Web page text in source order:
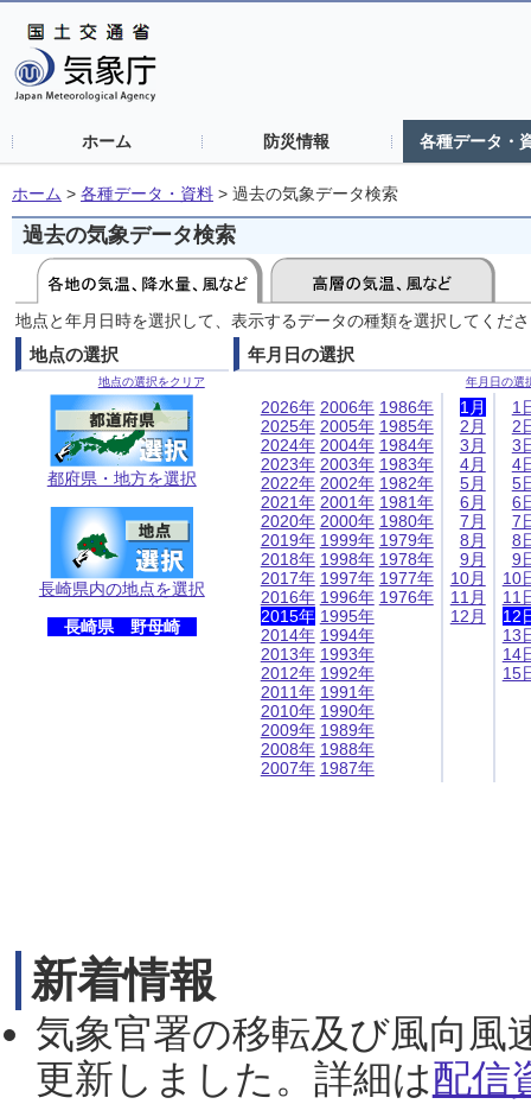
ホーム 防災情報 各種データ・
ホーム > 各種データ・資料 > 過去の気象データ検索
過去の気象データ検索
地点と年月日時を選択して、表示するデータの種類を選択してくだ
地点の選択
地点の選択をクリア
都府県・地方を選択
長崎県内の地点を選択
長崎県 野母崎
年月日の選択
年月日の選
2026年
2025年
2024年
2023年
2022年
2021年
2020年
2019年
2018年
2017年
2016年
2015年
2014年
2013年
2012年
2011年
2010年
2009年
2008年
2007年
2006年
2005年
2004年
2003年
2002年
2001年
2000年
1999年
1998年
1997年
1996年
1995年
1994年
1993年
1992年
1991年
1990年
1989年
1988年
1987年
1986年
1985年
1984年
1983年
1982年
1981年
1980年
1979年
1978年
1977年
1976年
1月
2月
3月
4月
5月
6月
7月
8月
9月
10月
11月
12月
1
2
3
4
5
6
7
8
9
10
11
12
13
14
15
新着情報
気象官署の移転及び風向風
更新しました。詳細は配信